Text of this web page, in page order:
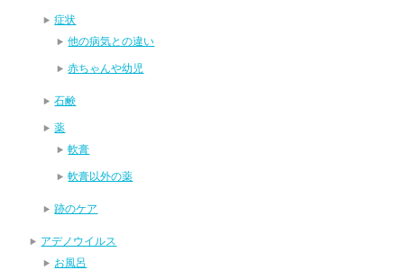
症状
他の病気との違い
赤ちゃんや幼児
石鹸
薬
軟膏
軟膏以外の薬
跡のケア
アデノウイルス
お風呂